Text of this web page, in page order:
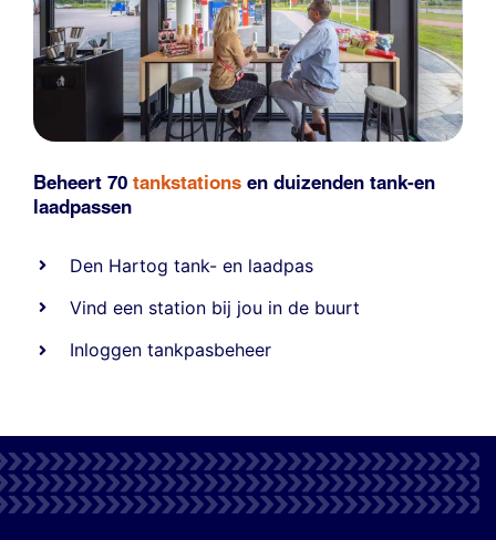
Beheert 70 tankstations en duizenden tank-en
laadpassen
Den Hartog tank- en laadpas
Vind een station bij jou in de buurt
Inloggen tankpasbeheer